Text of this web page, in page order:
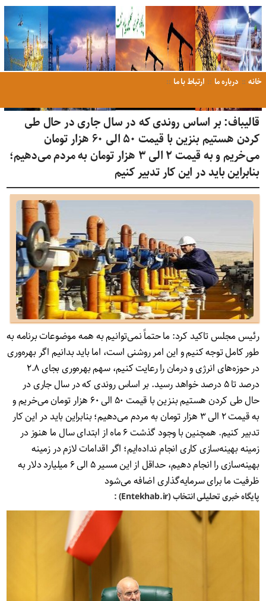
خانه درباره ما ارتباط با ما
قالیباف: بر اساس روندی که در سال جاری در حال طی
کردن هستیم بنزین با قیمت ۵۰ الی ۶۰ هزار تومان
می‌خریم و به قیمت ۲ الی ۳ هزار تومان به مردم می‌دهیم؛
بنابراین باید در این کار تدبیر کنیم
رئیس مجلس تاکید کرد: ما حتماً نمی‌توانیم به همه موضوعات برنامه به
طور کامل توجه کنیم و این امر روشنی است، اما باید بدانیم اگر بهره‌وری
در حوزه‌های انرژی و درمان را رعایت کنیم، سهم بهره‌وری بجای ۲.۸
درصد تا ۵ درصد خواهد رسید. بر اساس روندی که در سال جاری در
حال طی کردن هستیم بنزین با قیمت ۵۰ الی ۶۰ هزار تومان می‌خریم و
به قیمت ۲ الی ۳ هزار تومان به مردم می‌دهیم؛ بنابراین باید در این کار
تدبیر کنیم. همچنین با وجود گذشت ۶ ماه از ابتدای سال ما هنوز در
زمینه بهینه‌سازی کاری انجام نداده‌ایم؛ اگر اقدامات لازم در زمینه
بهینه‌سازی را انجام دهیم، حداقل از این مسیر ۵ الی ۶ میلیارد دلار به
ظرفیت ما برای سرمایه‌گذاری اضافه می‌شود
پایگاه خبری تحلیلی انتخاب (Entekhab.ir) :